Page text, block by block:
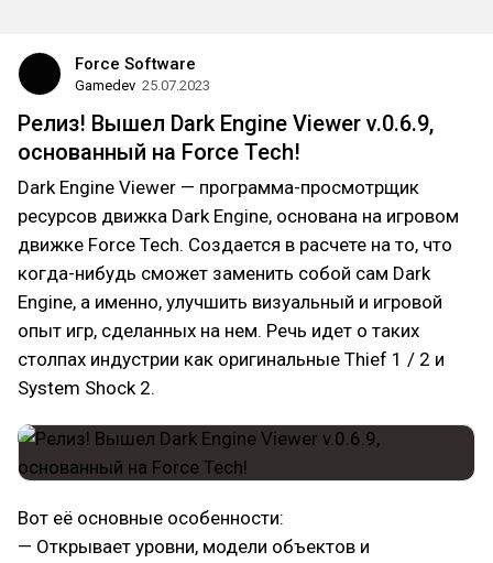
Force Software
Gamedev 25.07.2023
Релиз! Вышел Dark Engine Viewer v.0.6.9,
основанный на Force Tech!
Dark Engine Viewer — программа-просмотрщик
ресурсов движка Dark Engine, основана на игровом
движке Force Tech. Создается в расчете на то, что
когда-нибудь сможет заменить собой сам Dark
Engine, а именно, улучшить визуальный и игровой
опыт игр, сделанных на нем. Речь идет о таких
столпах индустрии как оригинальные Thief 1 / 2 и
System Shock 2.
Вот её основные особенности:
— Открывает уровни, модели объектов и